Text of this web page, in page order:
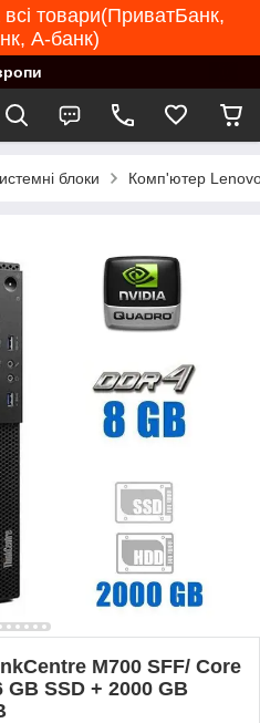
товари(ПриватБанк,
А-банк)
блоки Комп'ютер
M700 SFF/ Core
GB SSD + 2000 GB